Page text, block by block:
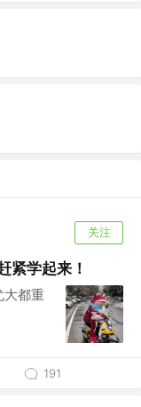
关注
紧学起来！
大都重
191